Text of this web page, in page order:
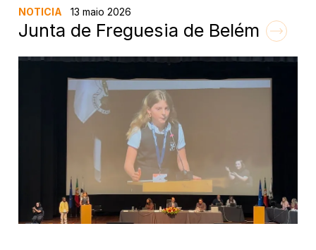
NOTICIA 13 maio 2026
Junta de Freguesia de Belém